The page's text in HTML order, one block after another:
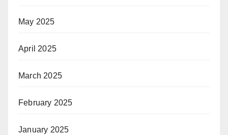
May 2025
April 2025
March 2025
February 2025
January 2025